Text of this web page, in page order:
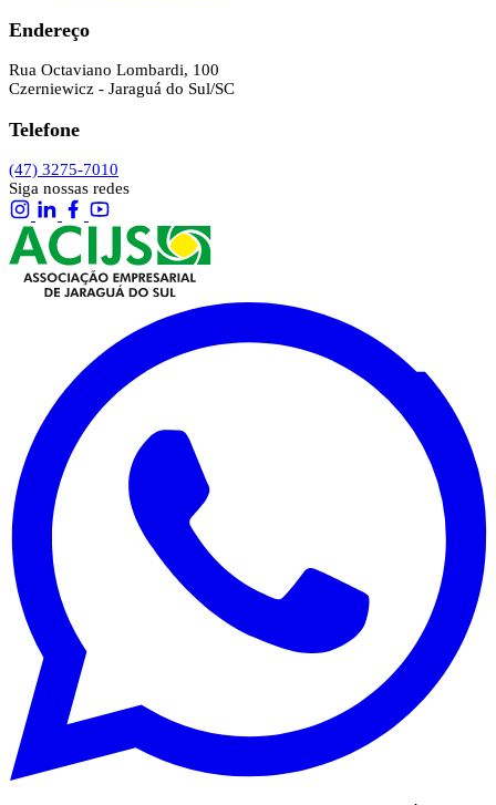
Endereço
Rua Octaviano Lombardi, 100
Czerniewicz - Jaraguá do Sul/SC
Telefone
(47) 3275-7010
Siga nossas redes